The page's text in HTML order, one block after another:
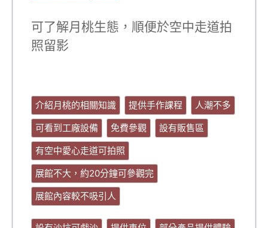
可了解月桃生態，順便於空中走道拍
照留影
介紹月桃的相關知識 提供手作課程
人潮不多
可看到工廠設備
免費參觀
設有販售區
有空中愛心走道可拍照
展館不大，約20分鐘可參觀完
展館內容較不吸引人